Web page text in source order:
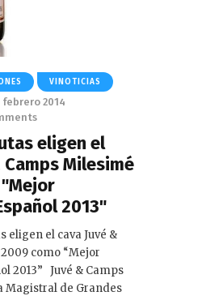
VINOTICIAS
febrero 2014
eligen el
Camps Milesimé
2013"
el cava Juvé &
como “Mejor
2013” Juvé & Camps
Magistral de Grandes